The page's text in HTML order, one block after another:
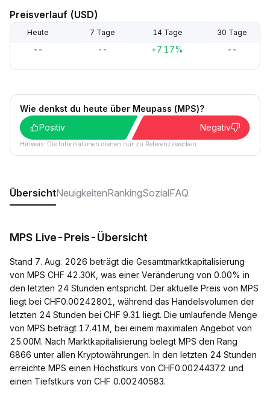
Preisverlauf (USD)
Heute 7 Tage 14 Tage 30 Tage
-- -- +7.17% --
Wie denkst du heute über Meupass (MPS)?
Positiv
Negativ
Hinweis: Die Informationen dienen nur zu Referenzzwecken.
ÜbersichtNeuigkeitenRankingSozialFAQ
MPS Live-Preis-Übersicht
Stand 7. Aug. 2026 beträgt die Gesamtmarktkapitalisierung
von MPS CHF 42.30K, was einer Veränderung von 0.00% in
den letzten 24 Stunden entspricht. Der aktuelle Preis von MPS
liegt bei CHF0.00242801, während das Handelsvolumen der
letzten 24 Stunden bei CHF 9.31 liegt. Die umlaufende Menge
von MPS beträgt 17.41M, bei einem maximalen Angebot von
25.00M. Nach Marktkapitalisierung belegt MPS den Rang
6866 unter allen Kryptowährungen. In den letzten 24 Stunden
erreichte MPS einen Höchstkurs von CHF0.00244372 und
einen Tiefstkurs von CHF 0.00240583.